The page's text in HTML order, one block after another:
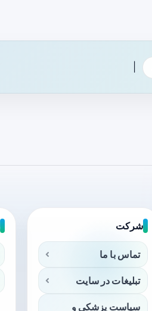
شرکت
تماس با ما
تبلیغات در سایت
سیاست پزشکی و